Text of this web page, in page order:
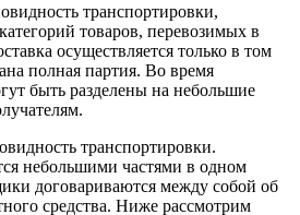
транспортировки,
товаров, перевозимых в
осуществляется только в том
полная партия. Во время
быть разделены на небольшие
транспортировки.
небольшими частями в одном
договариваются между собой об
средства. Ниже рассмотрим